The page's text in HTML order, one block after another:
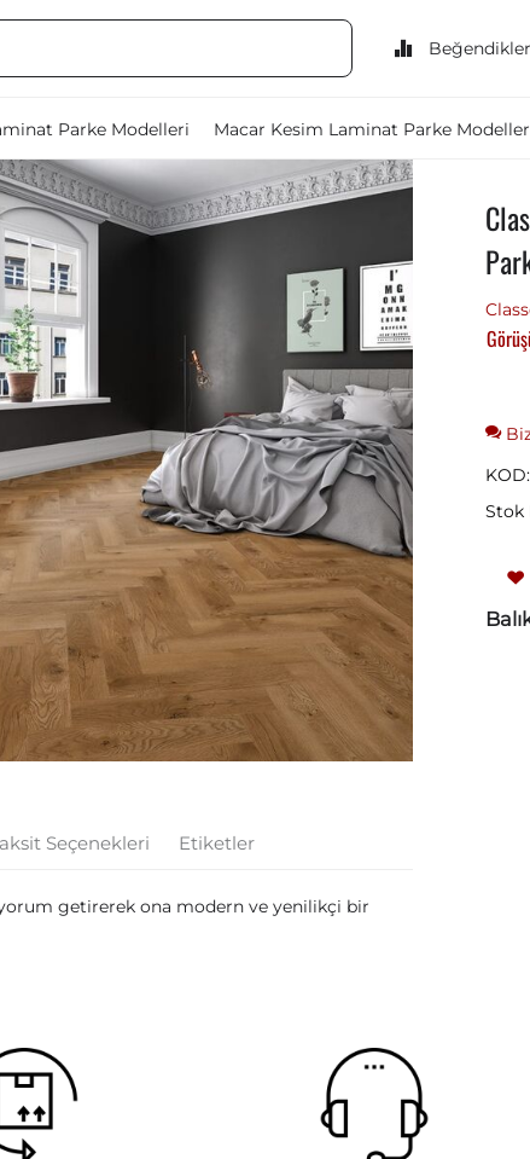
Parke Modelleri Macar Kesim Laminat Parke
Seçenekleri Etiketler
getirerek ona modern ve yenilikçi bir
KOD:
Stok